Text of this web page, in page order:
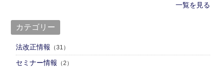
一覧を見る
カテゴリー
法改正情報 （31）
セミナー情報 （2）